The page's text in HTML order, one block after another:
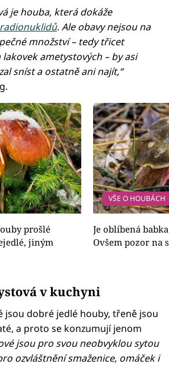
je houba, která dokáže
radionuklidů. Ale obavy nejsou na
množství – tedy třicet
ametystových – by asi
sníst a ostatně ani najít,“
prošlé
jiným
VŠE O HOUBÁCH
Je oblíbená
Ovšem pozor na
v kuchyni
jsou dobré jedlé houby, třeně jsou
a proto se konzumují jenom
jsou pro svou neobvyklou sytou
ozvláštnění smaženice, omáček i